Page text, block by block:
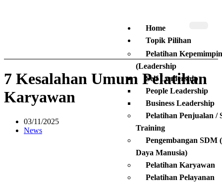
Home
Topik Pilihan
Pelatihan
(Leadership
Self Leadership
People Leadership
Business Leadership
Pelatihan Penjualan /
Training
Pengembangan SDM
Daya Manusia)
Pelatihan Karyawan
Pelatihan Pelayanan
7 Kesalahan Umum Pelatihan
Karyawan
03/11/2025
News